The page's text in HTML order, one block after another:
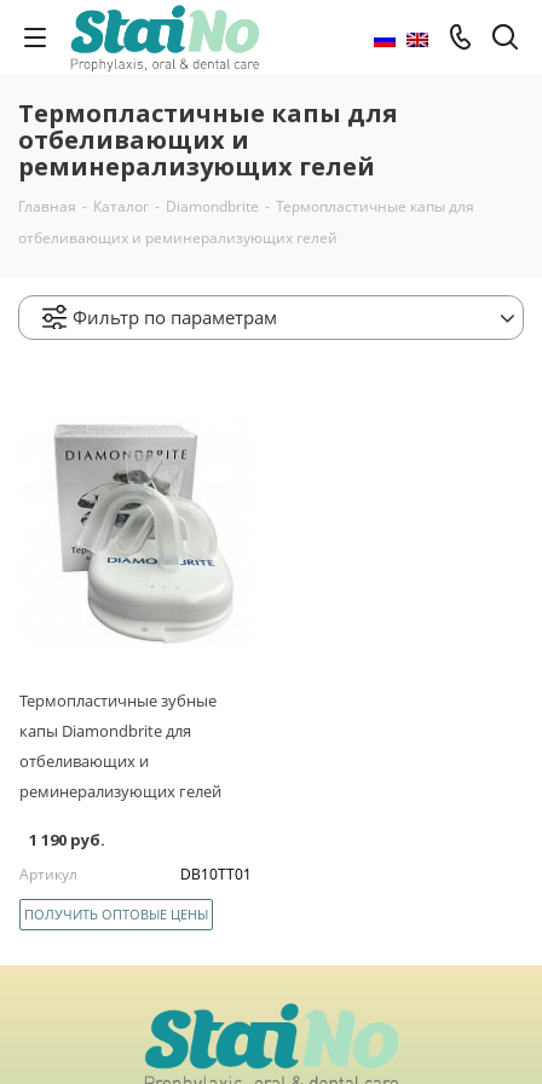
Термопластичные капы для
отбеливающих и
реминерализующих гелей
Главная - Каталог - Diamondbrite - Термопластичные капы для
отбеливающих и реминерализующих гелей
Фильтр по параметрам
Термопластичные зубные
капы Diamondbrite для
отбеливающих и
реминерализующих гелей
1 190 руб.
Артикул DB10TT01
ПОЛУЧИТЬ ОПТОВЫЕ ЦЕНЫ